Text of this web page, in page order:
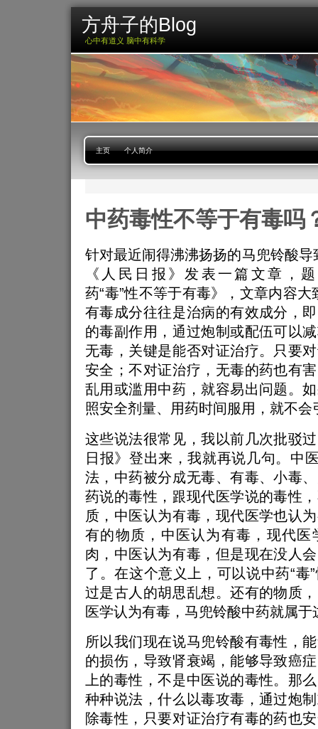
方舟子的Blog
心中有道义 脑中有科学
主页 个人简介
中药毒性不等于有毒吗
针对最近闹得沸沸扬扬的马兜铃酸导
《人民日报》发表一篇文章，
药“毒”性不等于有毒》，文章内容大
有毒成分往往是治病的有效成分，
的毒副作用，通过炮制或配伍可以
无毒，关键是能否对证治疗。只要
安全；不对证治疗，无毒的药也有
乱用或滥用中药，就容易出问题。
照安全剂量、用药时间服用，就不会
这些说法很常见，我以前几次批驳
日报》登出来，我就再说几句。中
法，中药被分成无毒、有毒、小毒
药说的毒性，跟现代医学说的毒性
质，中医认为有毒，现代医学也认
有的物质，中医认为有毒，现代医
肉，中医认为有毒，但是现在没人
了。在这个意义上，可以说中药“毒
过是古人的胡思乱想。还有的物质
医学认为有毒，马兜铃酸中药就属于
所以我们现在说马兜铃酸有毒性，
的损伤，导致肾衰竭，能够导致癌
上的毒性，不是中医说的毒性。那
种种说法，什么以毒攻毒，通过炮
除毒性，只要对证治疗有毒的药也